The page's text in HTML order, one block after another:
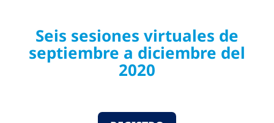
Seis sesiones virtuales de
septiembre a diciembre del
2020